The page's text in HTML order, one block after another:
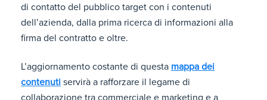
di contatto del pubblico target con i contenuti
dell’azienda, dalla prima ricerca di informazioni alla
firma del contratto e oltre.
L’aggiornamento costante di questa mappa dei
contenuti servirà a rafforzare il legame di